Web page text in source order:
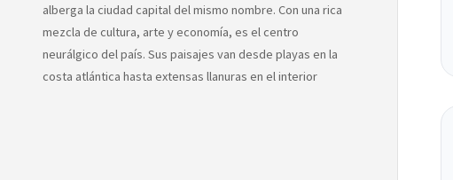
alberga la ciudad capital del mismo nombre. Con una rica
mezcla de cultura, arte y economía, es el centro
neurálgico del país. Sus paisajes van desde playas en la
costa atlántica hasta extensas llanuras en el interior